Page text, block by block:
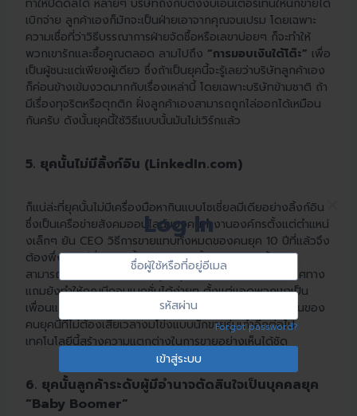
Log In
Sign
In
ชื่อ
ผู้
ใช้
ที่
อยู่
ผ่าน
Forgot password?
เบิกจ่าย ลูกค้าเองก็มักจะเป็นฝ่ายเอาจากคุณจนเปรม โดยเฉพาะ
ความเชื่อที่ว่าวิธีบรรณาการฝ่ายจัดซื้อหรือเลขาบ่อยๆ ก็จะทำให้
พวกเขารักและซื้อคูณตลอด ลามไปถึง “การมอบเงินใต้โต๊ะ” เพื่อ
เป็นผู้ชนะแต่เพียงผู้เดียว ซึ่งถ้าเป็นยุคนี้จะรู้เลยว่าบริษัทลูกค้าเอง
ก็ค่อนข้างเข้มงวดมากกับเรื่องเหล่านี้ โดยเฉพาะบริษัทข้ามชาติ ถ้า
มีเรื่องทุจริตหรือตุกติก ฝั่งลูกค้าเองสามารถถูกไล่ออกได้เหมือน
กันครับ ดังนั้นยุคนี้ใช้วิธีแบบนั้นมันไม่เวิร์กแล้ว
5. ยุคนั้นไม่มีลิ้งก์อิน (LinkedIn.com)
ก็แน่ล่ะที่ยุคนั้นไม่มีเครื่องมือหากินแบบโซเชี่ยลมีเดียอย่างลิ้งก์อิน
ซึ่งเป็นเครือข่ายสังคมออนไลน์ของคนทำงานองค์กรตั้งแต่ตำแหน่
งเล็กๆ ยัน CEO วิธีการขายแทบทั้งหมดของคนยุค 10 ปีที่แล้วจึง
ต้องพึ่งพาวิธีที่ผมพูดตั้งแต่ข้อ 1-4 ทั้งหมด เพราะลิ้งก์อิน
สามารถแก้ปัญหาเรื่องการไม่รู้จักลูกค้า การโทรตรงแบบไร้ทิศทาง
แถมยังทำให้คุณมีคอนเนคชั่นได้ง่ายๆ ตั้งแต่แอดพวกเขาเป็น
เพื่อนแล้วได้รับการตอบรับ ลิ้งก์อินจึงเป็นเครื่องมือแหกด่านของ
คนยุคนี้ที่ไม่ต้องเสียเวลางมโข่งแบบนักขายรุ่นเก๋าอีกต่อไป
เทคโนโลยีนี้สร้างความแตกต่างในการขายอย่างเห็นได้ชัด
6. ยุคนั้นลูกค้าระดับผู้มีอำนาจตัดสินใจเป็นบุคคลยุค
“Baby Boomer”